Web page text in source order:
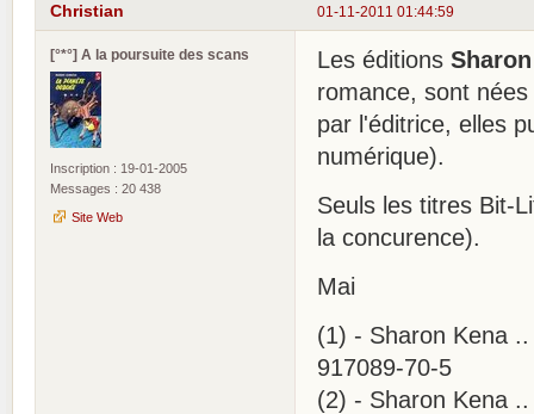
01-11-2011 01:44:59
Christian
[°*°] A la poursuite des scans
Inscription : 19-01-2005
Messages : 20 438
Site Web
Les éditions
romance, sont
par l'éditrice, elles
numérique).
Seuls les titres Bit-
la concurence).
Mai
(1) - Sharon Kena
917089-70-5
(2) - Sharon Kena